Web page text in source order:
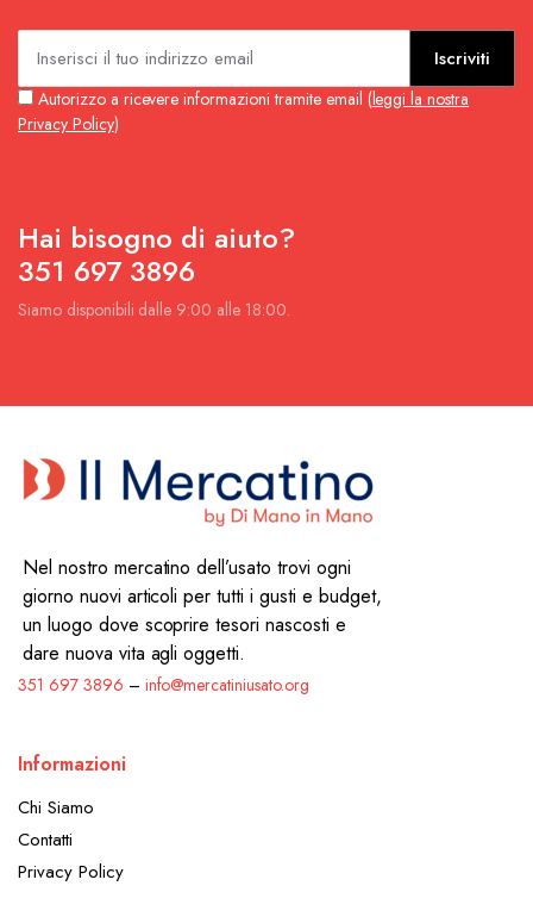
Iscriviti
Autorizzo a ricevere informazioni tramite email (leggi la nostra
Privacy Policy)
Hai bisogno di aiuto?
351 697 3896
Siamo disponibili dalle 9:00 alle 18:00.
Nel nostro mercatino dell’usato trovi ogni
giorno nuovi articoli per tutti i gusti e budget,
un luogo dove scoprire tesori nascosti e
dare nuova vita agli oggetti.
351 697 3896 – info@mercatiniusato.org
Informazioni
Chi Siamo
Contatti
Privacy Policy